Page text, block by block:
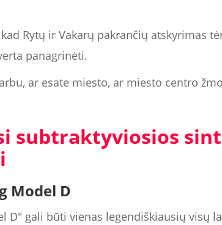
Rytų ir Vakarų pakrančių atskyrimas
panagrinėti.
ar esate miesto, ar miesto centro
subtraktyviosios
Model D
D" gali būti vienas legendiškiausių visų